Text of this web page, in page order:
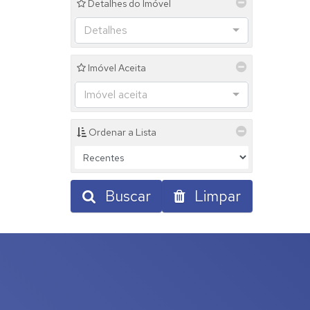
Jardim Trianon (1)
Jardim Vila Rica (5)
Jardim Yara (1)
Jardim Ypê (2)
Mantiqueira (1)
Parque Alvorada (5)
Parque Colina da Mantiqueira (8)
Parque das Nações (5)
Parque Residencial Tereza Cristina (3)
Parque Universitário (1)
Perpétuo Socorro (1)
Portal da Aliança I (1)
Detalhes do Imóvel
Detalhes
Imóvel Aceita
Imóvel aceita
Ordenar a Lista
Buscar Limpar